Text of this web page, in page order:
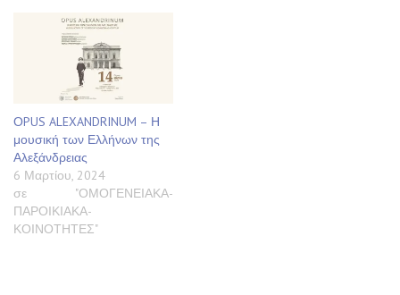
ΟPUS ALEXANDRINUM – Η
μουσική των Ελλήνων της
Αλεξάνδρειας
6 Μαρτίου, 2024
σε "ΟΜΟΓΕΝΕΙΑΚΑ-
ΠΑΡΟΙΚΙΑΚΑ-
ΚΟΙΝΟΤΗΤΕΣ"